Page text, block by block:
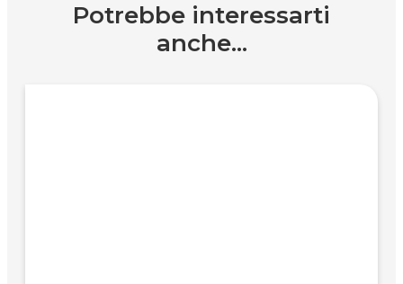
Potrebbe interessarti
anche...